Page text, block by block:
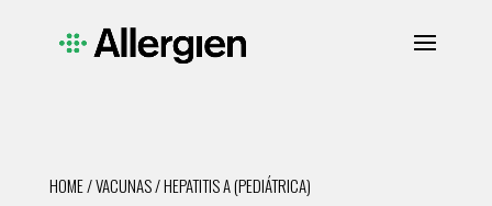
HOME/VACUNAS/ HEPATITIS A (PEDIÁTRICA)